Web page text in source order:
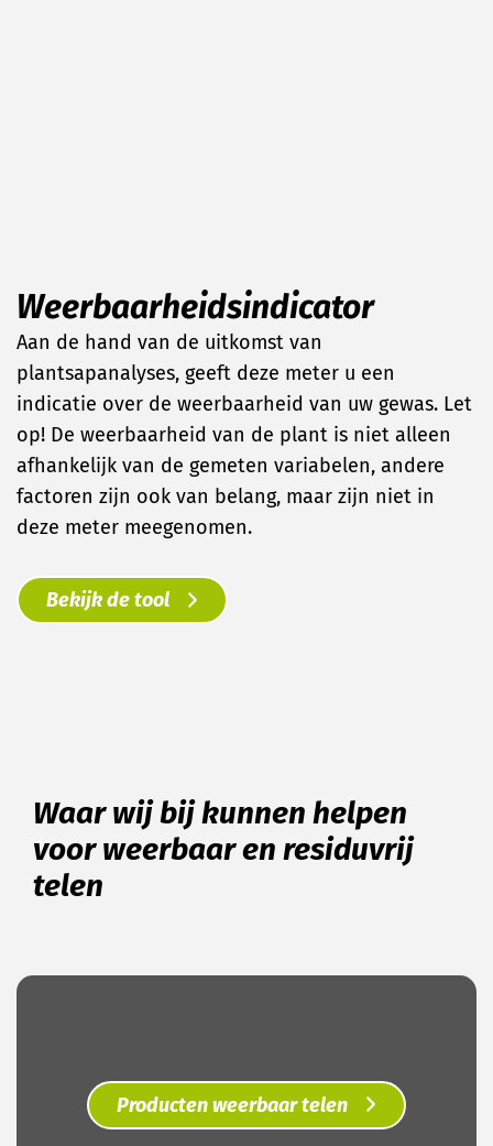
Weerbaarheidsindicator
Aan de hand van de uitkomst van
plantsapanalyses, geeft deze meter u een
indicatie over de weerbaarheid van uw gewas. Let
op! De weerbaarheid van de plant is niet alleen
afhankelijk van de gemeten variabelen, andere
factoren zijn ook van belang, maar zijn niet in
deze meter meegenomen.
Bekijk de tool
Waar wij bij kunnen helpen
voor weerbaar en residuvrij
telen
Producten weerbaar telen